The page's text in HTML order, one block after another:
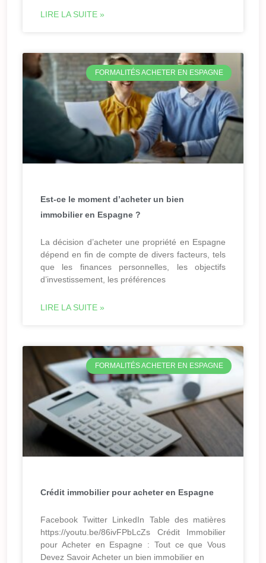
LIRE LA SUITE »
FORMALITÉS ACHETER EN ESPAGNE
Est-ce le moment d’acheter un bien
immobilier en Espagne ?
La décision d’acheter une propriété en Espagne
dépend en fin de compte de divers facteurs, tels
que les finances personnelles, les objectifs
d’investissement, les préférences
LIRE LA SUITE »
FORMALITÉS ACHETER EN ESPAGNE
Crédit immobilier pour acheter en Espagne
Facebook Twitter LinkedIn Table des matières
https://youtu.be/86ivFPbLcZs Crédit Immobilier
pour Acheter en Espagne : Tout ce que Vous
Devez Savoir Acheter un bien immobilier en